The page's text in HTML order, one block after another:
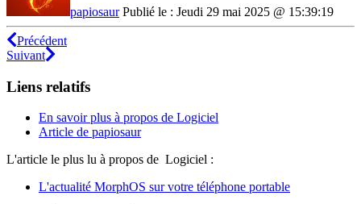
papiosaurPublié le : Jeudi 29 mai 2025 @ 15:39:19
Précédent
Suivant
Liens relatifs
En savoir plus à propos de Logiciel
Article de papiosaur
L'article le plus lu à propos de Logiciel :
L'actualité MorphOS sur votre téléphone portable